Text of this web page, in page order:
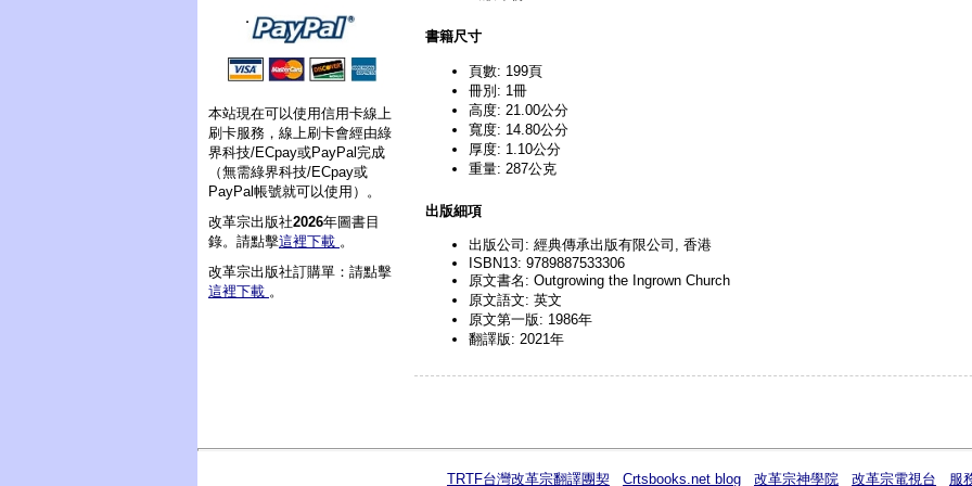
本站現在可以使用信用卡線上
刷卡服務，線上刷卡會經由綠
界科技/ECpay或PayPal完成
（無需綠界科技/ECpay或
PayPal帳號就可以使用）。
改革宗出版社2026年圖書目
錄。請點擊這裡下載 。
改革宗出版社訂購單：請點擊
這裡下載 。
書籍尺寸
頁數: 199頁
冊別: 1冊
高度: 21.00公分
寬度: 14.80公分
厚度: 1.10公分
重量: 287公克
出版細項
出版公司: 經典傳承出版有限公司, 香港
ISBN13: 9789887533306
原文書名: Outgrowing the Ingrown Church
原文語文: 英文
原文第一版: 1986年
翻譯版: 2021年
TRTF台灣改革宗翻譯團契 Crtsbooks.net blog 改革宗神學院 改革宗電視台 服